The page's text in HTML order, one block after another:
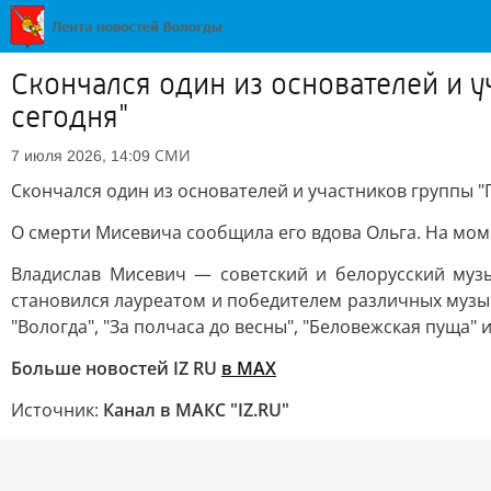
Скончался один из основателей и
сегодня"
7 июля 2026, 14:09 СМИ
Скончался один из основателей и участников
О смерти Мисевича сообщила его вдова Ольга. На
Владислав Мисевич — советский и белорусский
становился лауреатом и победителем различных
"Вологда", "За полчаса до весны", "Беловежская пуща"
Больше новостей IZ RU в MAX
Источник: Канал в МАКС "IZ.RU"